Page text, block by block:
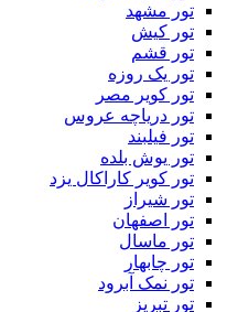
تور مشهد
تور کیش
تور قشم
تور یک روزه
تور کویر مصر
تور دریاچه عروس
تور فیلبند
تور یوش بلده
تور کویر کاراکال یزد
تور شیراز
تور اصفهان
تور ماسال
تور چابهار
تور نمک آبرود
تور تبریز